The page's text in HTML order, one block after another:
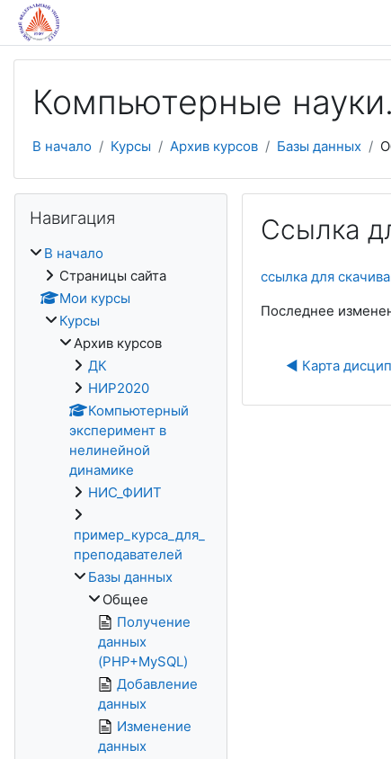
Перейти к основному содержанию
Компьютерные
В начало Курсы Архив курсов Базы данных
Ссылка
ссылка для
Последнее
◀︎ Карта
Навигация
В начало
Страницы сайта
Мои курсы
Курсы
Архив курсов
ДК
НИР2020
Компьютерный
эксперимент в
нелинейной
динамике
НИС_ФИИТ
пример_курса_для_
преподавателей
Базы данных
Общее
Получение
данных
(PHP+MySQL)
Добавление
данных
Изменение
данных